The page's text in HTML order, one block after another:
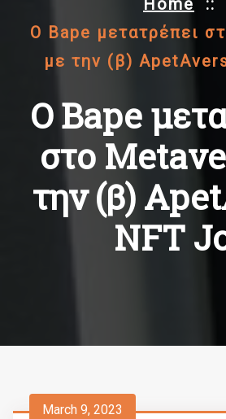
Home ::
Ο Bape μετατρέπει
με την (β)
Ο Bape
στο
την (β)
NFT
March 9, 2023